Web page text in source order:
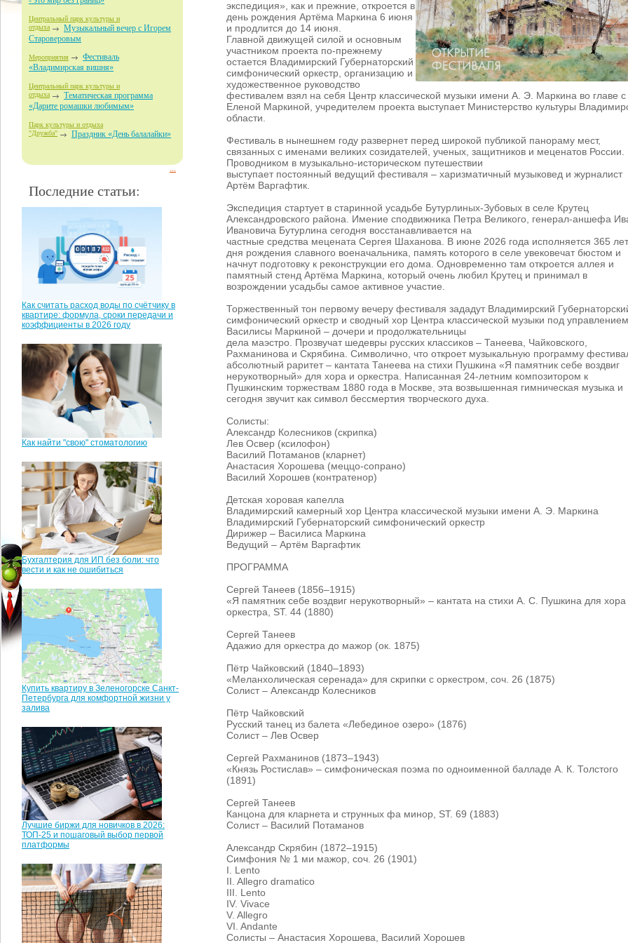
Центральный парк культуры и
отдыха
Музыкальный вечер с Игорем
Староверовым
Мероприятия
Фестиваль
«Владимирская вишня»
Центральный парк культуры и
отдыха
Тематическая программа
«Дарите ромашки любимым»
Парк культуры и отдыха
"Дружба" Праздник «День балалайки»
Последние статьи:
Как считать расход воды по счётчику в
квартире: формула, сроки передачи и
коэффициенты в 2026 году
Как найти "свою" стоматологию
Бухгалтерия для ИП без боли: что
вести и как не ошибиться
Купить квартиру в Зеленогорске Санкт-
Петербурга для комфортной жизни у
залива
Лучшие биржи для новичков в 2026:
ТОП-25 и пошаговый выбор первой
платформы
экспедиция», как и прежние, откроется в
день рождения Артёма Маркина 6 июня
и продлится до 14 июня.
Главной движущей силой и основным
участником проекта по-прежнему
остается Владимирский Губернаторский
симфонический оркестр, организацию и
художественное руководство
фестивалем взял на себя Центр классической музыки имени А. Э. Маркина во главе с
Еленой Маркиной, учредителем проекта выступает Министерство культуры
области.
Фестиваль в нынешнем году развернет перед широкой публикой панораму мест,
связанных с именами великих созидателей, ученых, защитников и меценатов России.
Проводником в музыкально-историческом путешествии
выступает постоянный ведущий фестиваля – харизматичный музыковед и журналист
Артём Варгафтик.
Экспедиция стартует в старинной усадьбе Бутурлиных-Зубовых в селе Крутец
Александровского района. Имение сподвижника Петра Великого, генерал-аншефа
Ивановича Бутурлина сегодня восстанавливается на
частные средства мецената Сергея Шаханова. В июне 2026 года исполняется 365
дня рождения славного военачальника, память которого в селе увековечат бюстом и
начнут подготовку к реконструкции его дома. Одновременно там откроется аллея и
памятный стенд Артёма Маркина, который очень любил Крутец и принимал в
возрождении усадьбы самое активное участие.
Торжественный тон первому вечеру фестиваля зададут Владимирский
симфонический оркестр и сводный хор Центра классической музыки под управлением
Василисы Маркиной – дочери и продолжательницы
дела маэстро. Прозвучат шедевры русских классиков – Танеева, Чайковского,
Рахманинова и Скрябина. Символично, что откроет музыкальную программу
абсолютный раритет – кантата Танеева на стихи Пушкина «Я памятник себе воздвиг
нерукотворный» для хора и оркестра. Написанная 24-летним композитором к
Пушкинским торжествам 1880 года в Москве, эта возвышенная гимническая музыка и
сегодня звучит как символ бессмертия творческого духа.
Солисты:
Александр Колесников (скрипка)
Лев Освер (ксилофон)
Василий Потаманов (кларнет)
Анастасия Хорошева (меццо-сопрано)
Василий Хорошев (контратенор)
Детская хоровая капелла
Владимирский камерный хор Центра классической музыки имени А. Э. Маркина
Владимирский Губернаторский симфонический оркестр
Дирижер – Василиса Маркина
Ведущий – Артём Варгафтик
ПРОГРАММА
Сергей Танеев (1856–1915)
«Я памятник себе воздвиг нерукотворный» – кантата на стихи А. С. Пушкина для хора
оркестра, ST. 44 (1880)
Сергей Танеев
Адажио для оркестра до мажор (ок. 1875)
Пётр Чайковский (1840–1893)
«Меланхолическая серенада» для скрипки с оркестром, соч. 26 (1875)
Солист – Александр Колесников
Пётр Чайковский
Русский танец из балета «Лебединое озеро» (1876)
Солист – Лев Освер
Сергей Рахманинов (1873–1943)
«Князь Ростислав» – симфоническая поэма по одноименной балладе А. К. Толстого
(1891)
Сергей Танеев
Канцона для кларнета и струнных фа минор, ST. 69 (1883)
Солист – Василий Потаманов
Александр Скрябин (1872–1915)
Симфония № 1 ми мажор, соч. 26 (1901)
I. Lento
II. Allegro dramatico
III. Lento
IV. Vivace
V. Allegro
VI. Andante
Солисты – Анастасия Хорошева, Василий Хорошев